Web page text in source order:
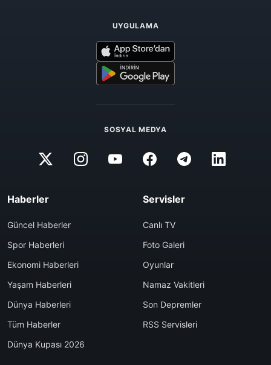
UYGULAMA
SOSYAL MEDYA
Haberler
Güncel Haberler
Spor Haberleri
Ekonomi Haberleri
Yaşam Haberleri
Dünya Haberleri
Tüm Haberler
Dünya Kupası 2026
Servisler
Canlı TV
Foto Galeri
Oyunlar
Namaz Vakitleri
Son Depremler
RSS Servisleri